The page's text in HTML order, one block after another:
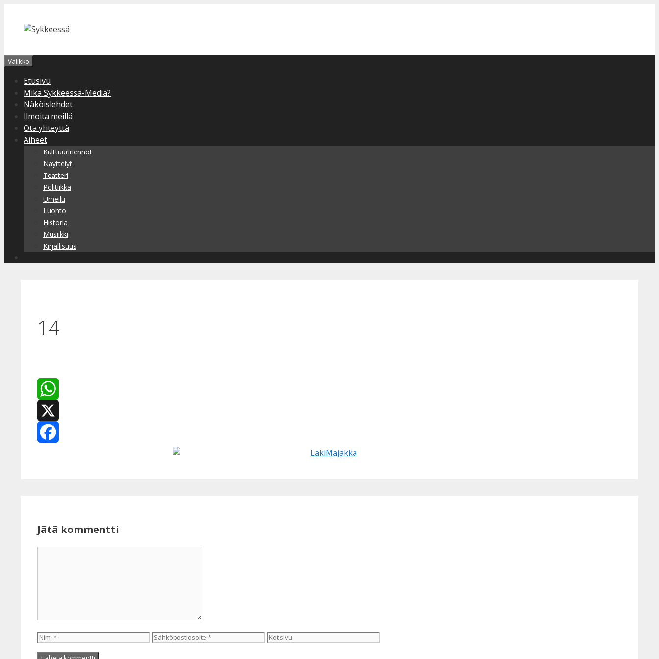
sisältöön
Valikko
Etusivu
Mikä Sykkeessä-Media?
Näköislehdet
Ilmoita meillä
Ota yhteyttä
Aiheet
Kulttuuririennot
Näyttelyt
Teatteri
Politiikka
Urheilu
Luonto
Historia
Musiikki
Kirjallisuus
14
WhatsApp
X
Jätä kommentti
Nimi Sähköpostiosoite Kotisivu